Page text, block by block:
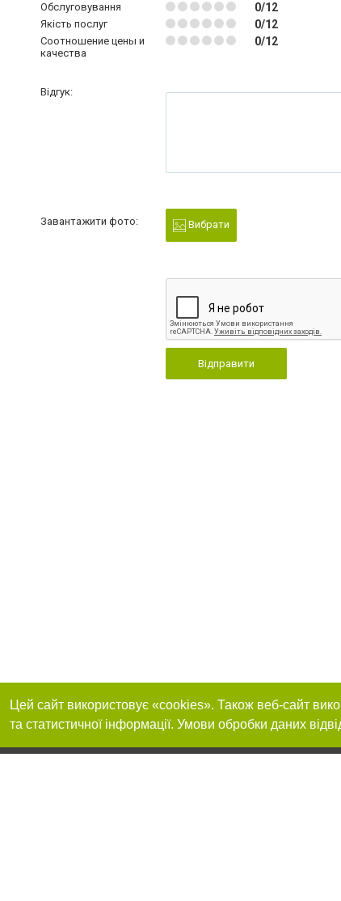
Обслуговування 0/12
Якість послуг 0/12
Соотношение цены и
качества
0/12
Відгук:
Завантажити фото: Вибрати
Відправити
Цей сайт використовує «cookies». Також веб-сайт
та статистичної інформації. Умови обробки даних